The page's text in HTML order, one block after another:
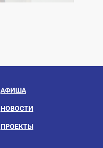
АФИША
НОВОСТИ
ПРОЕКТЫ